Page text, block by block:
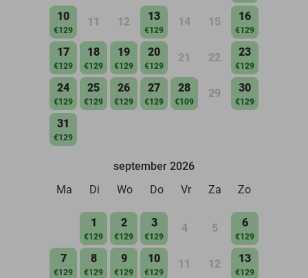
10
€129
11 12 13
€129
14 15 16
€129
17
€129
18
€129
19
€129
20
€129
21 22 23
€129
24
€129
25
€129
26
€129
27
€129
28
€109
29 30
€129
31
€129
september 2026
Ma
Di Wo Do Vr Za Zo
1
€129
2
€129
3
€129
4 5 6
€129
7
€129
8
€129
9
€129
10
€129
11 12 13
€129